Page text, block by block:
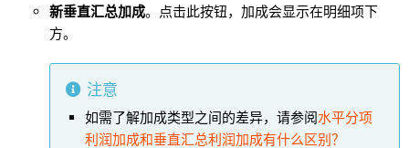
新垂直汇总加成。点击此按钮，加成会显示在明细项下
方。
注意
如需了解加成类型之间的差异，请参阅水平分项
利润加成和垂直汇总利润加成有什么区别？